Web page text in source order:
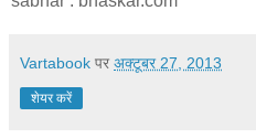
Vartabook पर अक्टूबर 27, 2013
शेयर करें